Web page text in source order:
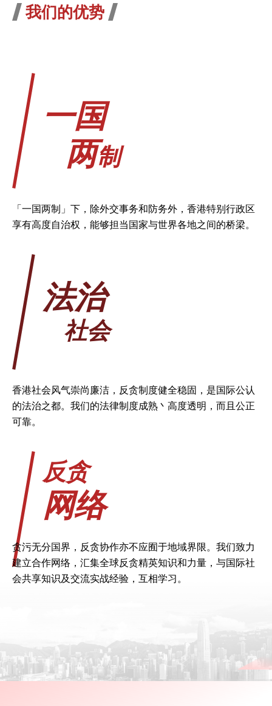
我们的优势
一国
两制
「一国两制」下，除外交事务和防务外，香港特别行政区
享有高度自治权，能够担当国家与世界各地之间的桥梁。
法治
社会
香港社会风气崇尚廉洁，反贪制度健全稳固，是国际公认
的法治之都。我们的法律制度成熟丶高度透明，而且公正
可靠。
反贪
网络
贪污无分国界，反贪协作亦不应囿于地域界限。我们致力
建立合作网络，汇集全球反贪精英知识和力量，与国际社
会共享知识及交流实战经验，互相学习。